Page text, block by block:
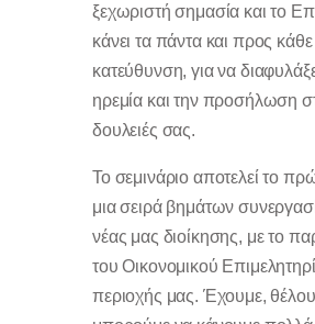
ξεχωριστή σημασία και το
κάνει τα πάντα και προς κάθε
κατεύθυνση, για να
ηρεμία και την προσήλωση
δουλειές σας.
Το σεμινάριο αποτελεί το
μια σειρά βημάτων
νέας μας διοίκησης, με το
του Οικονομικού
περιοχής μας. Έχουμε,